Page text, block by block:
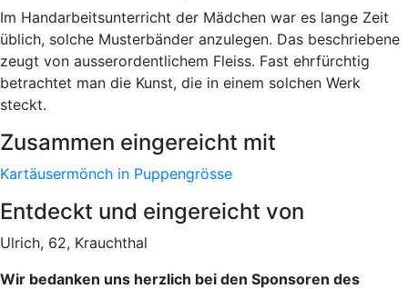
Im Handarbeitsunterricht der Mädchen war es lange Zeit
üblich, solche Musterbänder anzulegen. Das beschriebene
zeugt von ausserordentlichem Fleiss. Fast ehrfürchtig
betrachtet man die Kunst, die in einem solchen Werk
steckt.
Zusammen eingereicht mit
Kartäusermönch in Puppengrösse
Entdeckt und eingereicht von
Ulrich, 62, Krauchthal
Wir bedanken uns herzlich bei den Sponsoren des